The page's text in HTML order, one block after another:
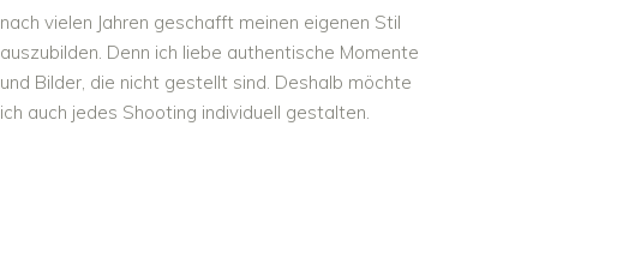
nach vielen Jahren geschafft meinen eigenen Stil
auszubilden. Denn ich liebe authentische Momente
und Bilder, die nicht gestellt sind. Deshalb möchte
ich auch jedes Shooting individuell gestalten.